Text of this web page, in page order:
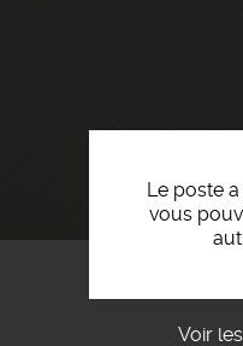
Le poste
vous
Voir